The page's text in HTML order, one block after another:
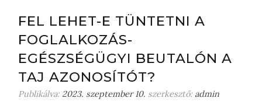
e
j
FEL LEHET-E TÜNTETNI A
FOGLALKOZÁS-
EGÉSZSÉGÜGYI BEUTALÓN A
TAJ AZONOSÍTÓT?
Publikálva: 2023. szeptember 10. szerkesztő: admin